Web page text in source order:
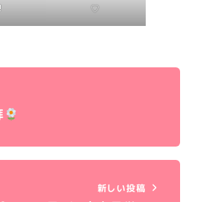
♡
新しい投稿